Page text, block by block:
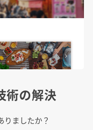
術の解決
りましたか？